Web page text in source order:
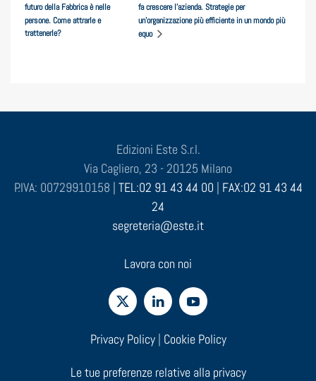
futuro della Fabbrica è nelle
persone. Come attrarle e
trattenerle?
fa crescere l’azienda. Strategie per
un’organizzazione più efficiente in un mondo più
equo
Edizioni Este S.r.l.
Via Cagliero, 23 - 20125 Milano
P.IVA: 00729910158 | TEL:02 91 43 44 00 | FAX:02 91 43 44
24
segreteria@este.it
Lavora con noi
Privacy Policy| Cookie Policy
Le tue preferenze relative alla privacy